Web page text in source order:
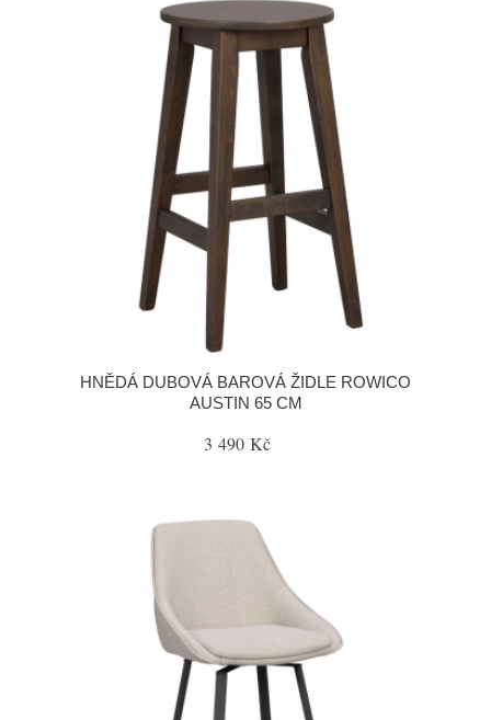
HNĚDÁ DUBOVÁ BAROVÁ ŽIDLE ROWICO
AUSTIN 65 CM
3 490 Kč